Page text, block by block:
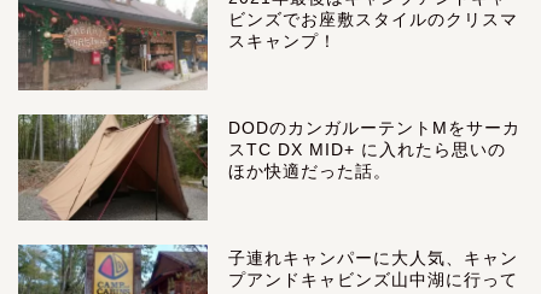
ビンズでお座敷スタイルのクリスマ
スキャンプ！
DODのカンガルーテントMをサーカ
スTC DX MID+ に入れたら思いの
ほか快適だった話。
子連れキャンパーに大人気、キャン
プアンドキャビンズ山中湖に行って